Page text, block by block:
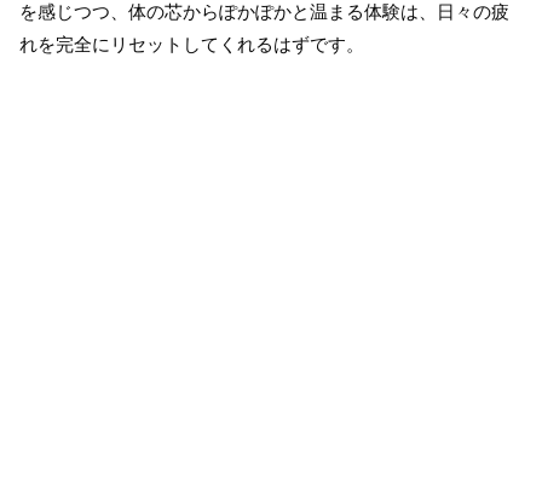
を感じつつ、体の芯からぽかぽかと温まる体験は、日々の疲
れを完全にリセットしてくれるはずです。